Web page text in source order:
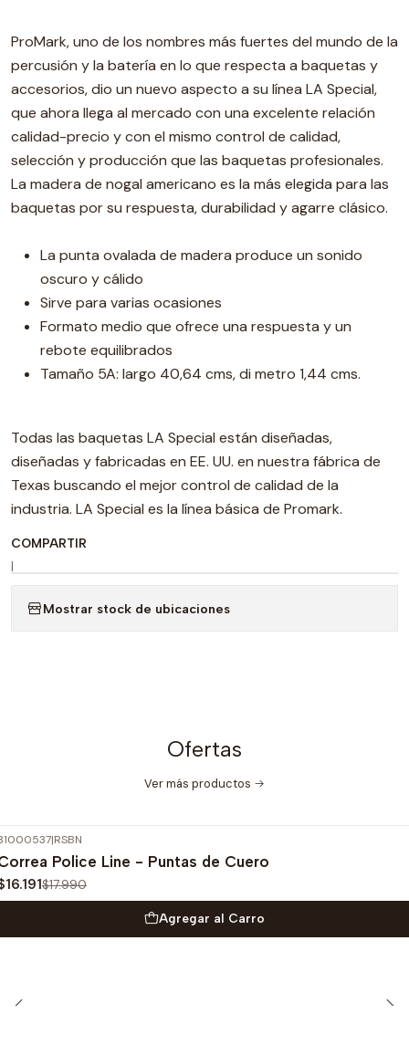
ProMark, uno de los nombres más fuertes del mundo de la
percusión y la batería en lo que respecta a baquetas y
accesorios, dio un nuevo aspecto a su línea LA Special,
que ahora llega al mercado con una excelente relación
calidad-precio y con el mismo control de calidad,
selección y producción que las baquetas profesionales.
La madera de nogal americano es la más elegida para las
baquetas por su respuesta, durabilidad y agarre clásico.
La punta ovalada de madera produce un sonido
oscuro y cálido
Sirve para varias ocasiones
Formato medio que ofrece una respuesta y un
rebote equilibrados
Tamaño 5A: largo 40,64 cms, di metro 1,44 cms.
Todas las baquetas LA Special están diseñadas,
diseñadas y fabricadas en EE. UU. en nuestra fábrica de
Texas buscando el mejor control de calidad de la
industria. LA Special es la línea básica de Promark.
COMPARTIR
|
Mostrar stock de ubicaciones
Ofertas
Ver más productos
OFF
|RSBN
Police Line - Puntas de Cuero
$17.990
Agregar al Carro